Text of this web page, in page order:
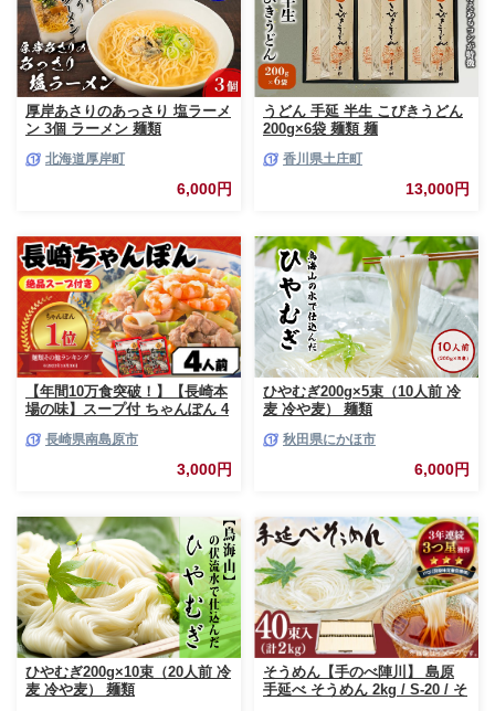
厚岸あさりのあっさり 塩ラーメ
ン 3個 ラーメン 麺類
北海道厚岸町
6,000円
うどん 手延 半生 こびきうどん
200g×6袋 麺類 麺
香川県土庄町
13,000円
【年間10万食突破！】【長崎本
場の味】スープ付 ちゃんぽん 4
崎 スープ 乾麺 麺 とんこつ / 南
島原市 / こじま製麺 [SAZ005]
長崎県南島原市
3,000円
ひやむぎ200g×5束（10人前 冷
麦 冷や麦） 麺類
秋田県にかほ市
6,000円
ひやむぎ200g×10束（20人前 冷
麦 冷や麦） 麺類
そうめん【手のべ陣川】 島原
手延べ そうめん 2kg / S-20 / そ